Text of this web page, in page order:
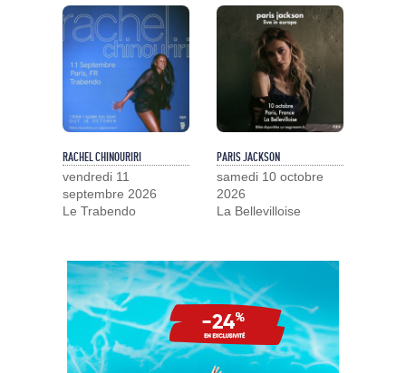
RACHEL CHINOURIRI
vendredi 11
septembre 2026
Le Trabendo
PARIS JACKSON
samedi 10 octobre
2026
La Bellevilloise